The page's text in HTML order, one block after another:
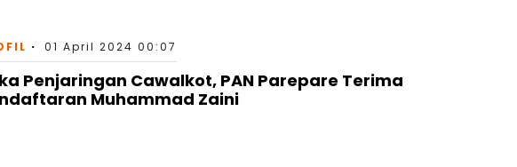
01 April 2024 00:07
Penjaringan Cawalkot, PAN Parepare Terima
Muhammad Zaini